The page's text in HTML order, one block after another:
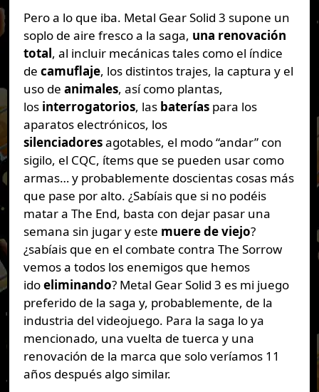
Pero a lo que iba. Metal Gear Solid 3 supone un
soplo de aire fresco a la saga, una renovación
total, al incluir mecánicas tales como el índice
de camuflaje, los distintos trajes, la captura y el
uso de animales, así como plantas,
los interrogatorios, las baterías para los
aparatos electrónicos, los
silenciadoresagotables, el modo “andar” con
sigilo, el CQC, ítems que se pueden usar como
armas… y probablemente doscientas cosas más
que pase por alto. ¿Sabíais que si no podéis
matar a The End, basta con dejar pasar una
semana sin jugar y este muere de viejo?
¿sabíais que en el combate contra The Sorrow
vemos a todos los enemigos que hemos
idoeliminando? Metal Gear Solid 3 es mi juego
preferido de la saga y, probablemente, de la
industria del videojuego. Para la saga lo ya
mencionado, una vuelta de tuerca y una
renovación de la marca que solo veríamos 11
años después algo similar.